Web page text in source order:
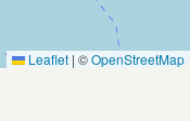
Leaflet | ©OpenStreetMap